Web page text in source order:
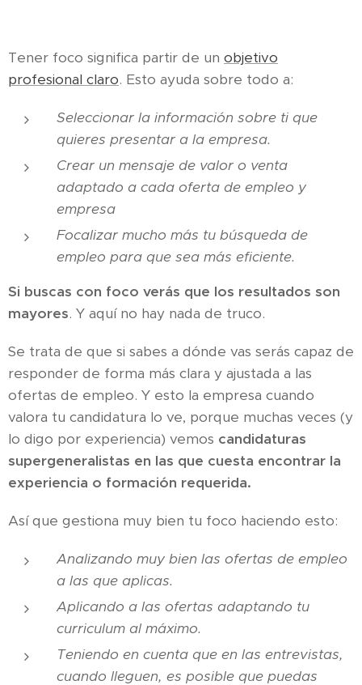
Tener foco significa partir de un objetivo
profesional claro. Esto ayuda sobre todo a:
Seleccionar la información sobre ti que
quieres presentar a la empresa.
Crear un mensaje de valor o venta
adaptado a cada oferta de empleo y
empresa
Focalizar mucho más tu búsqueda de
empleo para que sea más eficiente.
Si buscas con foco verás que los resultados son
mayores. Y aquí no hay nada de truco.
Se trata de que si sabes a dónde vas serás capaz de
responder de forma más clara y ajustada a las
ofertas de empleo. Y esto la empresa cuando
valora tu candidatura lo ve, porque muchas veces (y
lo digo por experiencia) vemos candidaturas
supergeneralistas en las que cuesta encontrar la
experiencia o formación requerida.
Así que gestiona muy bien tu foco haciendo esto:
Analizando muy bien las ofertas de empleo
a las que aplicas.
Aplicando a las ofertas adaptando tu
curriculum al máximo.
Teniendo en cuenta que en las entrevistas,
cuando lleguen, es posible que puedas